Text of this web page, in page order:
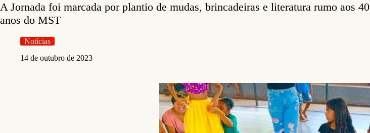
A Jornada foi marcada por plantio de mudas, brincadeiras e literatura rumo aos 40
anos do MST
Notícias
14 de outubro de 2023